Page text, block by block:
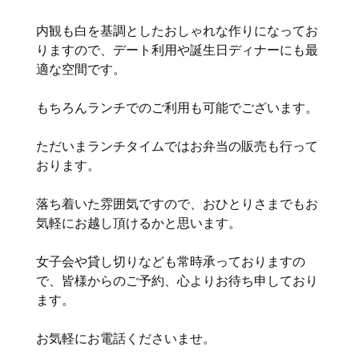
内観も白を基調としたおしゃれな作りになってお
りますので、デート利用や誕生日ディナーにも最
適な空間です。
もちろんランチでのご利用も可能でございます。
ただいまランチタイムではお弁当の販売も行って
おります。
落ち着いた雰囲気ですので、おひとりさまでもお
気軽にお越し頂けるかと思います。
女子会や貸し切りなども常時承っておりますの
で、皆様からのご予約、心よりお待ち申しており
ます。
お気軽にお電話くださいませ。